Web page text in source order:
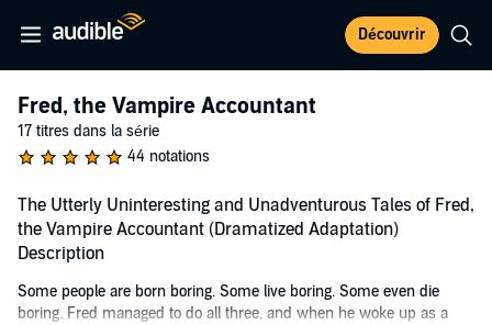
Découvrir
Fred, the Vampire Accountant
17 titres dans la série
44 notations
The Utterly Uninteresting and Unadventurous Tales of Fred,
the Vampire Accountant (Dramatized Adaptation)
Description
Some people are born boring. Some live boring. Some even die
boring. Fred managed to do all three, and when he woke up as a